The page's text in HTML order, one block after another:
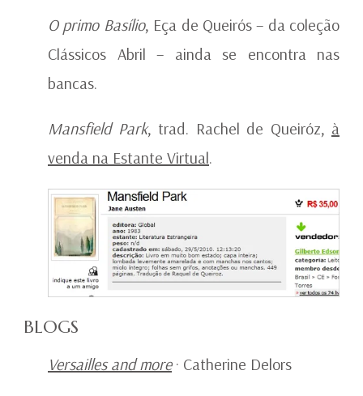
O primo Basílio, Eça de Queirós – da coleção
Clássicos Abril – ainda se encontra nas
bancas.
Mansfield Park, trad. Rachel de Queiróz, à
venda na Estante Virtual.
BLOGS
Versailles and more· Catherine Delors